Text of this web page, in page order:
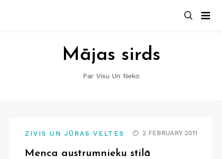
content
Mājas sirds
Par Visu Un Neko
ZIVIS UN JŪRAS VELTES 2 FEBRUARY 2011
Menca austrumnieku stilā